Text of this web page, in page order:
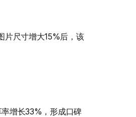
片尺寸增大15%后，该
增长33%，形成口碑